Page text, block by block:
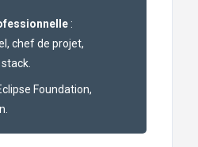
:
chef de projet,
Foundation,